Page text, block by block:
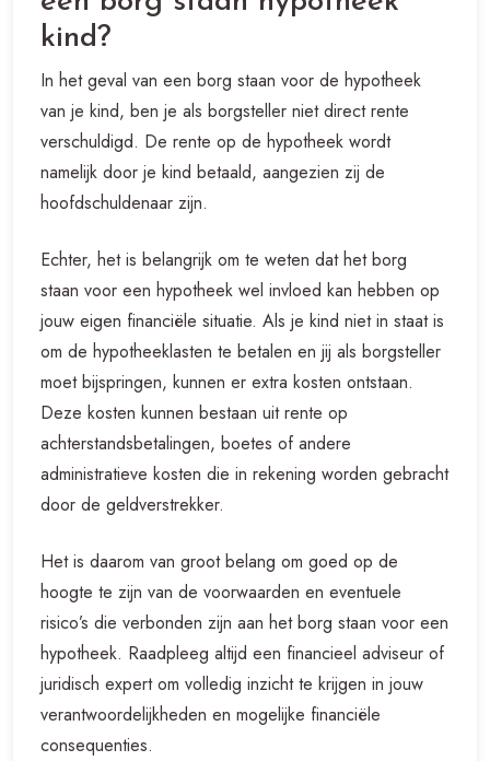
kind?
In het geval van een borg staan voor de hypotheek
van je kind, ben je als borgsteller niet direct rente
verschuldigd. De rente op de hypotheek wordt
namelijk door je kind betaald, aangezien zij de
hoofdschuldenaar zijn.
Echter, het is belangrijk om te weten dat het borg
staan voor een hypotheek wel invloed kan hebben op
jouw eigen financiële situatie. Als je kind niet in staat is
om de hypotheeklasten te betalen en jij als borgsteller
moet bijspringen, kunnen er extra kosten ontstaan.
Deze kosten kunnen bestaan uit rente op
achterstandsbetalingen, boetes of andere
administratieve kosten die in rekening worden gebracht
door de geldverstrekker.
Het is daarom van groot belang om goed op de
hoogte te zijn van de voorwaarden en eventuele
risico’s die verbonden zijn aan het borg staan voor een
hypotheek. Raadpleeg altijd een financieel adviseur of
juridisch expert om volledig inzicht te krijgen in jouw
verantwoordelijkheden en mogelijke financiële
consequenties.